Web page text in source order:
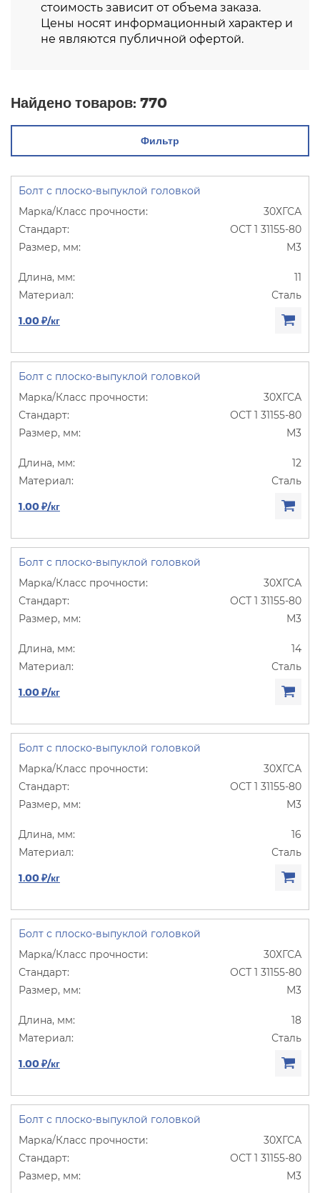
стоимость зависит от объема заказа.
Цены носят информационный характер и
не являются публичной офертой.
Найдено товаров: 770
Фильтр
Болт с плоско-выпуклой головкой
30ХГСА
ОСТ 1 31155-80
М3
11
Сталь
1.00 ₽/кг
Болт с плоско-выпуклой головкой
30ХГСА
ОСТ 1 31155-80
М3
12
Сталь
1.00 ₽/кг
Болт с плоско-выпуклой головкой
30ХГСА
ОСТ 1 31155-80
М3
14
Сталь
1.00 ₽/кг
Болт с плоско-выпуклой головкой
30ХГСА
ОСТ 1 31155-80
М3
16
Сталь
1.00 ₽/кг
Болт с плоско-выпуклой головкой
30ХГСА
ОСТ 1 31155-80
М3
18
Сталь
1.00 ₽/кг
Болт с плоско-выпуклой головкой
30ХГСА
ОСТ 1 31155-80
М3